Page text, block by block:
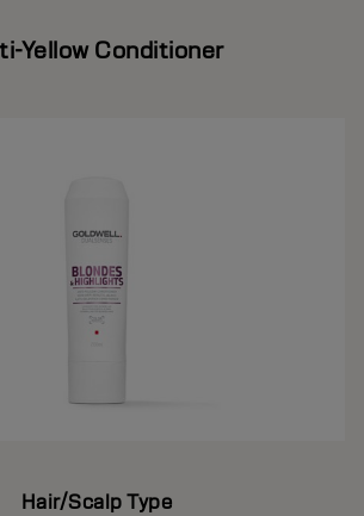
Yellow Conditioner
Hair/Scalp Type